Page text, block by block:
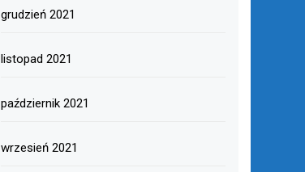
grudzień 2021
listopad 2021
październik 2021
wrzesień 2021